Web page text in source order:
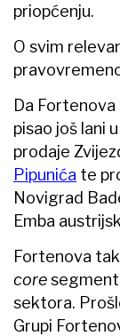
priopćenju.
O svim
Da Fortenova
pisao još lani
prodaje
Pipunića te
Novigrad
Emba
Fortenova
core
sektora.
Grupi